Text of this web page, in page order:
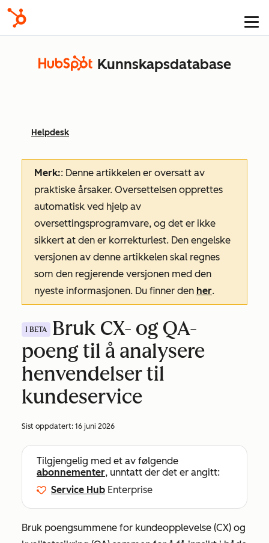
Kunnskapsdatabase
Helpdesk
Merk:: Denne artikkelen er oversatt av
praktiske årsaker. Oversettelsen opprettes
automatisk ved hjelp av
oversettingsprogramvare, og det er ikke
sikkert at den er korrekturlest. Den engelske
versjonen av denne artikkelen skal regnes
som den regjerende versjonen med den
nyeste informasjonen. Du finner den her.
I BETA
Bruk CX- og QA-
poeng til å analysere
henvendelser til
kundeservice
Sist oppdatert: 16 juni 2026
Tilgjengelig med et av følgende
abonnementer, unntatt der det er angitt:
Service Hub Enterprise
Bruk poengsummene for kundeopplevelse (CX) og